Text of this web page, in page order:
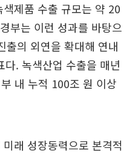
제품 수출 규모는 약 20
부는 이런 성과를 바탕으
출의 외연을 확대해 연내
. 녹색산업 수출을 매년
내 누적 100조 원 이상
래 성장동력으로 본격적